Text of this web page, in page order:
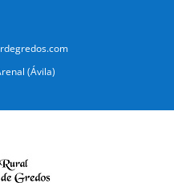
(Ávila)